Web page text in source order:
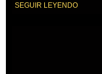
SEGUIR LEYENDO